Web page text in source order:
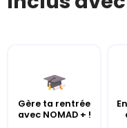
Gère ta rentrée
avec NOMAD + !